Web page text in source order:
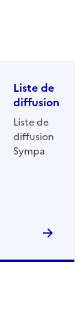
Liste de
diffusion
Liste de
diffusion
Sympa